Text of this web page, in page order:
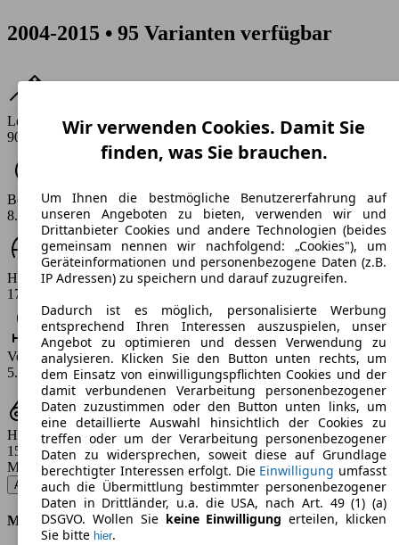
2004-2015 • 95 Varianten verfügbar
Leistung
90 - 170 PS
Beschleunigung (0-100 km/h)
8.5 - 13.8 s
Höchstgeschwindigkeit (km/h)
172 - 211 km/h
Verbrauch
5.2 - 8.2 l/100km
Hubraum
1598 - 1968 ccm
Modellbezeichnung :
Altea 1.6 TDI DPF Reference - 66 KW (90 PS) (2013/10 - 2015/05)▼
Motor & Leistung
Wir verwenden Cookies. Damit Sie
finden, was Sie brauchen.
Um Ihnen die bestmögliche Benutzererfahrung auf
unseren Angeboten zu bieten, verwenden wir und
Drittanbieter Cookies und andere Technologien (beides
gemeinsam nennen wir nachfolgend: „Cookies"), um
Geräteinformationen und personenbezogene Daten (z.B.
IP Adressen) zu speichern und darauf zuzugreifen.
Dadurch ist es möglich, personalisierte Werbung
entsprechend Ihren Interessen auszuspielen, unser
Angebot zu optimieren und dessen Verwendung zu
analysieren. Klicken Sie den Button unten rechts, um
dem Einsatz von einwilligungspflichten Cookies und der
damit verbundenen Verarbeitung personenbezogener
Daten zuzustimmen oder den Button unten links, um
eine detaillierte Auswahl hinsichtlich der Cookies zu
treffen oder um der Verarbeitung personenbezogener
Daten zu widersprechen, soweit diese auf Grundlage
berechtigter Interessen erfolgt. Die Einwilligung umfasst
auch die Übermittlung bestimmter personenbezogener
Daten in Drittländer, u.a. die USA, nach Art. 49 (1) (a)
DSGVO. Wollen Sie keine Einwilligung erteilen, klicken
Sie bitte hier.